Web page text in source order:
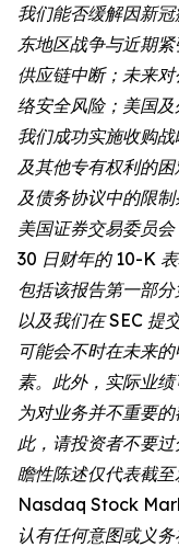
我们能否缓解因新
东地区战争与近期
供应链中断；未来
络安全风险；美国
我们成功实施收购
及其他专有权利的
及债务协议中的限
美国证券交易委员
30 日财年的 10-K
包括该报告第一部分
以及我们在 SEC 提
可能会不时在未来
素。此外，实际业
为对业务并不重要
此，请投资者不要
瞻性陈述仅代表截
Nasdaq Stock
认有任何意图或义